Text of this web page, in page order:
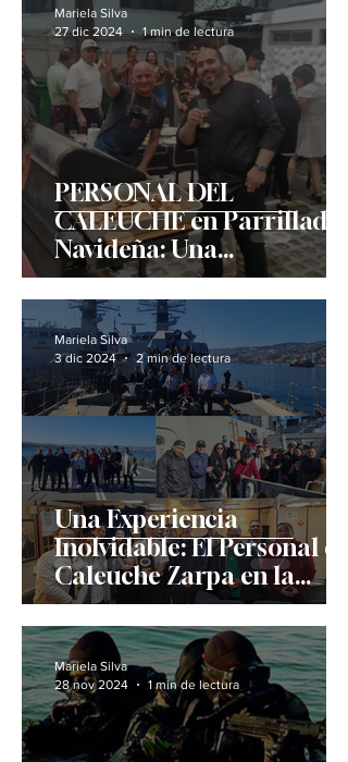
PERSONAL DEL
CALEUCHE en Parrillada
Navideña: Una
Celebración de Unidad y
Gratitud
Mariela Silva
27 dic 2024
1 min de lectura
Una Experiencia
Inolvidable: El Personal del
Caleuche Zarpa en la
Fragata Condell
Mariela Silva
3 dic 2024
2 min de lectura
Mariela Silva
28 nov 2024
1 min de lectura